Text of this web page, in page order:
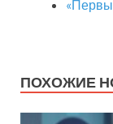
ПОХОЖИЕ